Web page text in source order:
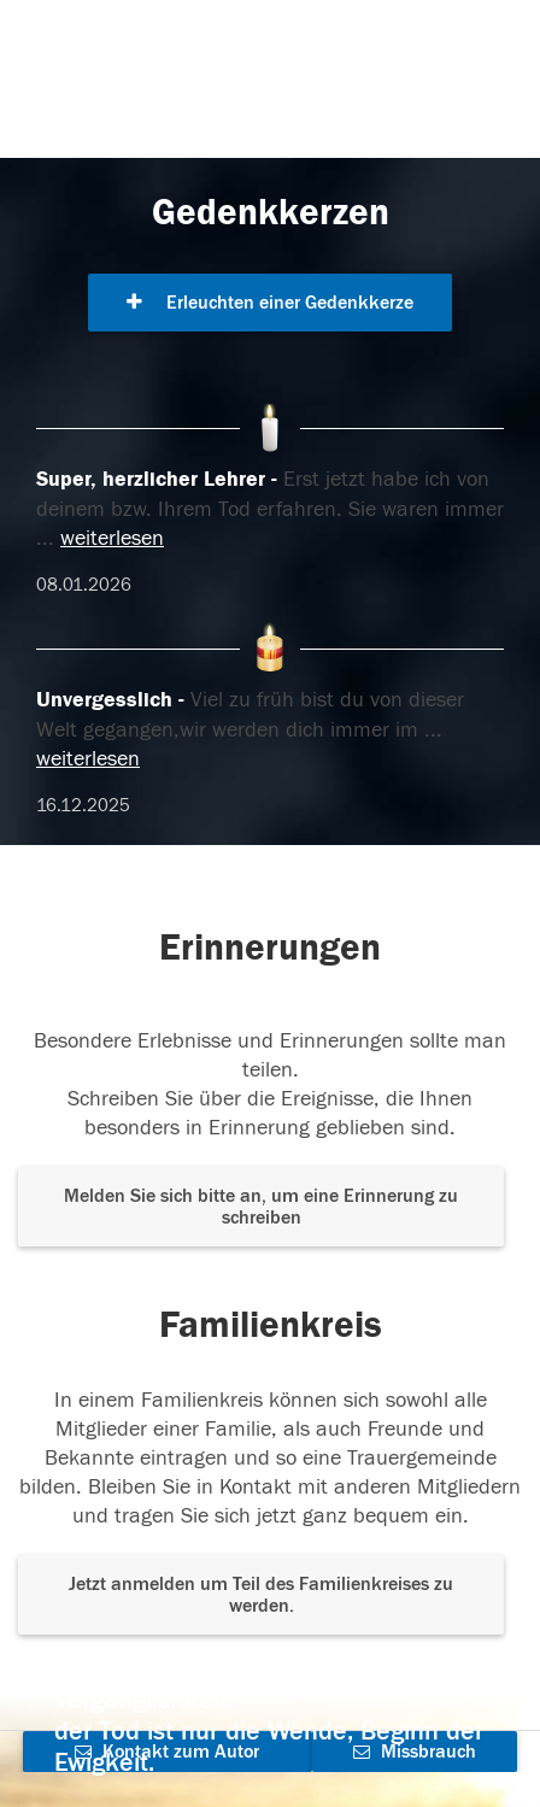
Gedenkkerzen
Erleuchten einer Gedenkkerze
Super, herzlicher Lehrer
Erst jetzt habe ich von
deinem bzw. Ihrem Tod erfahren. Sie waren immer
... weiterlesen
08.01.2026
Unvergesslich
Viel zu früh bist du von dieser
Welt gegangen,wir werden dich immer im ...
weiterlesen
16.12.2025
Erinnerungen
Besondere Erlebnisse und Erinnerungen sollte man
teilen.
Schreiben Sie über die Ereignisse, die Ihnen
besonders in Erinnerung geblieben sind.
Melden Sie sich bitte an, um eine Erinnerung zu
schreiben
Familienkreis
In einem Familienkreis können sich sowohl alle
Mitglieder einer Familie, als auch Freunde und
Bekannte eintragen und so eine Trauergemeinde
bilden. Bleiben Sie in Kontakt mit anderen Mitgliedern
und tragen Sie sich jetzt ganz bequem ein.
Jetzt anmelden um Teil des Familienkreises zu
werden.
der Tod ist nur die Wende, Beginn der
Ewigkeit.
Kontakt zum Autor
aufnehmen
Missbrauch